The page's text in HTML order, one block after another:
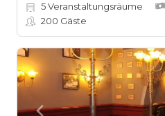
5Veranstaltungsräume
200 Gäste